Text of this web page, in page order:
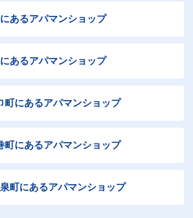
あるアパマンショップ
あるアパマンショップ
町にあるアパマンショップ
町にあるアパマンショップ
町にあるアパマンショップ